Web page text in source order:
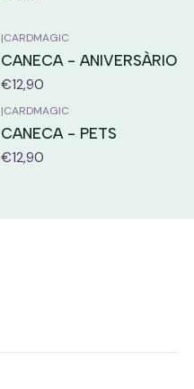
|CARDMAGIC
CANECA - ANIVERSÀRIO
€12,90
|CARDMAGIC
CANECA - PETS
€12,90